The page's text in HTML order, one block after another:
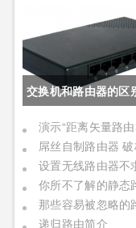
是四次握手？
交换机和路由器的区
演示“距离矢量路
屌丝自制路由器
设置无线路由器不
你所不了解的静态
那些容易被忽略的
递归路由简介